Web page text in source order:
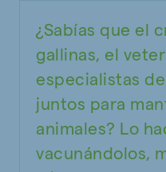
¿Sabías que el
gallinas, el
especialistas
juntos para
animales? Lo
vacunándolos,